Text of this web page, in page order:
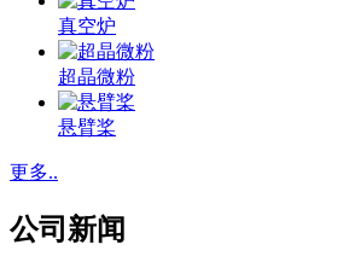
真空炉
超晶微粉
悬臂桨
更多..
公司新闻